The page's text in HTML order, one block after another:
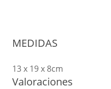
MEDIDAS
13 x 19 x 8cm
Valoraciones